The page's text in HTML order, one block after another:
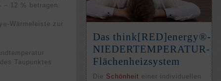
12 % betragen.
® -Wärmeleiste zur
Taupunktes
Das think[RED]­energy®-
NIEDER­TEM­PE­RATUR-
Flächen­heiz­system
Die Schön­heit einer in­di­viduel­len